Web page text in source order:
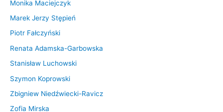
Monika Maciejczyk
Marek Jerzy Stępień
Piotr Fałczyński
Renata Adamska-Garbowska
Stanisław Luchowski
Szymon Koprowski
Zbigniew Niedźwiecki-Ravicz
Zofia Mirska